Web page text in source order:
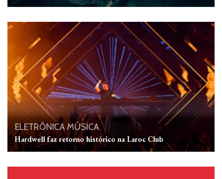
ELETRÔNICA MÚSICA
Hardwell faz retorno histórico na Laroc Club